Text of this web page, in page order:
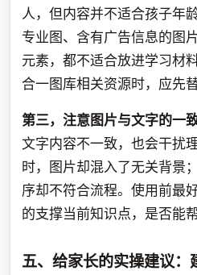
人，但内容并不适合孩子年
专业图、含有广告信息的图
元素，都不适合放进学习材
合一图库相关资源时，应先
第三，注意图片与文字的一致
文字内容不一致，也会干扰
时，图片却混入了无关背景
序却不符合流程。使用前最
的支撑当前知识点，是否能
五、给家长的实操建议：